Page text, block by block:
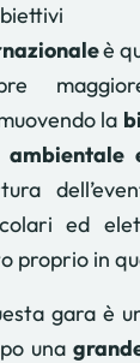
è
la
ed
proprio in
gara è
una